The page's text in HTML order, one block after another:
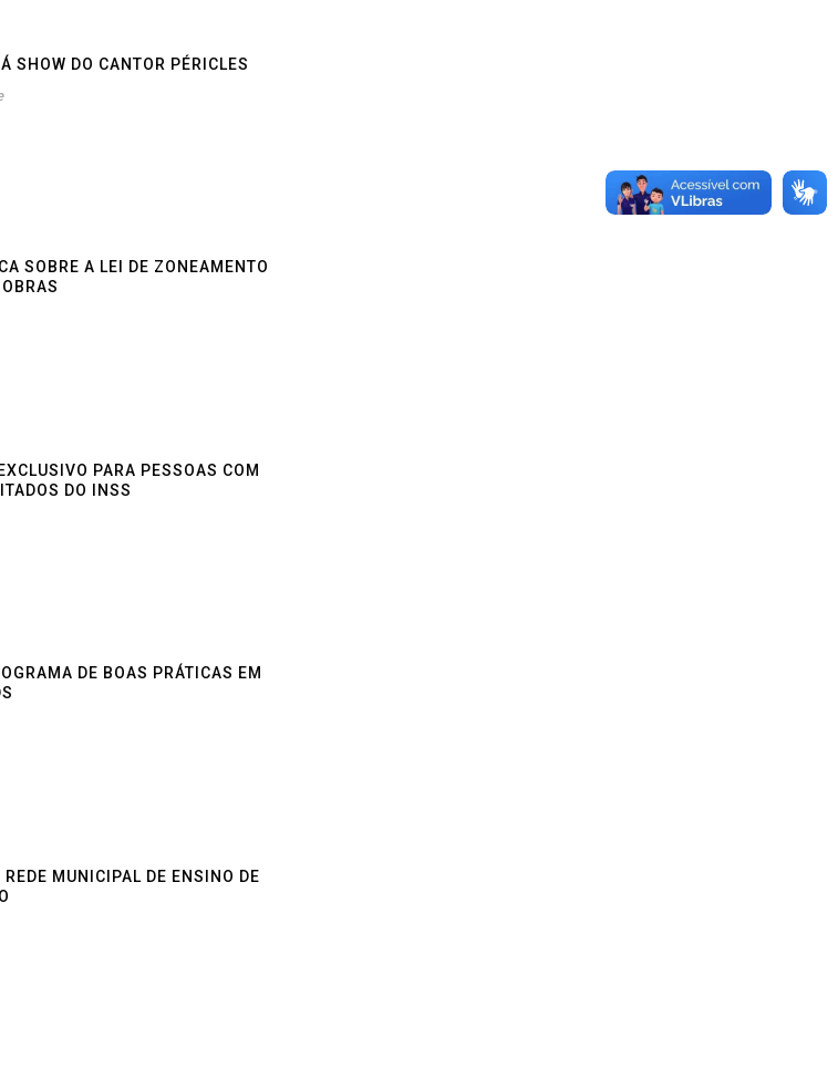
SHOW DO CANTOR PÉRICLES
SOBRE A LEI DE ZONEAMENTO
PARA PESSOAS COM
DO INSS
DE BOAS PRÁTICAS EM
MUNICIPAL DE ENSINO DE